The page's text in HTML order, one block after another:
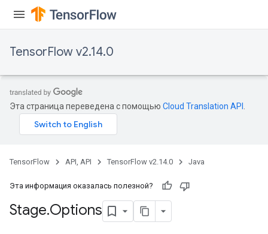
TensorFlow v2.14.0
Эта страница переведена с помощью Cloud Translation API
TensorFlow API, API TensorFlow v2.14.0 Java
Эта информация оказалась полезной?
Stage.Options